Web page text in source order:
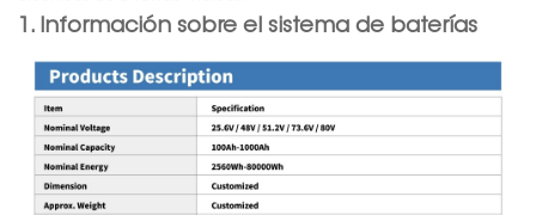
1. Información sobre el sistema de baterías